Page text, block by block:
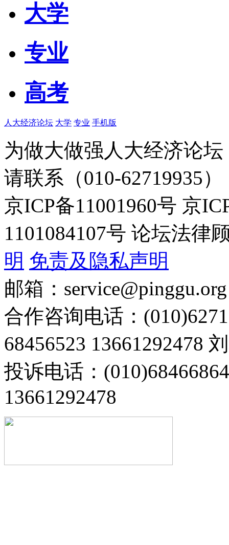
大学
专业
高考
人大经济论坛 大学 专业 手机版
为做大做强人大经济论
请联系（010-62719935）
京ICP备11001960号 京
1101084107号 论坛法律
明 免责及隐私声明
邮箱：service@pinggu.org
合作咨询电话：
68456523 13661292478
投诉电话：
13661292478